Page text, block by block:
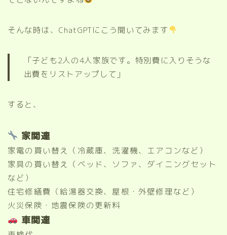
そんな時は、ChatGPTにこう聞いてみます
「子ども2人の4人家族です。特別費に入りそうな
出費をリストアップして」
すると、
家関連
家電の買い替え（冷蔵庫、洗濯機、エアコンなど）
家具の買い替え（ベッド、ソファ、ダイニングセット
など）
住宅修繕費（給湯器交換、屋根・外壁修理など）
火災保険・地震保険の更新料
車関連